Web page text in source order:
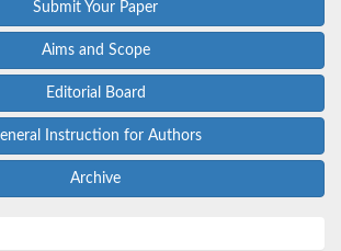
Submit Your Paper
Aims and Scope
Editorial Board
Instruction for Authors
Archive